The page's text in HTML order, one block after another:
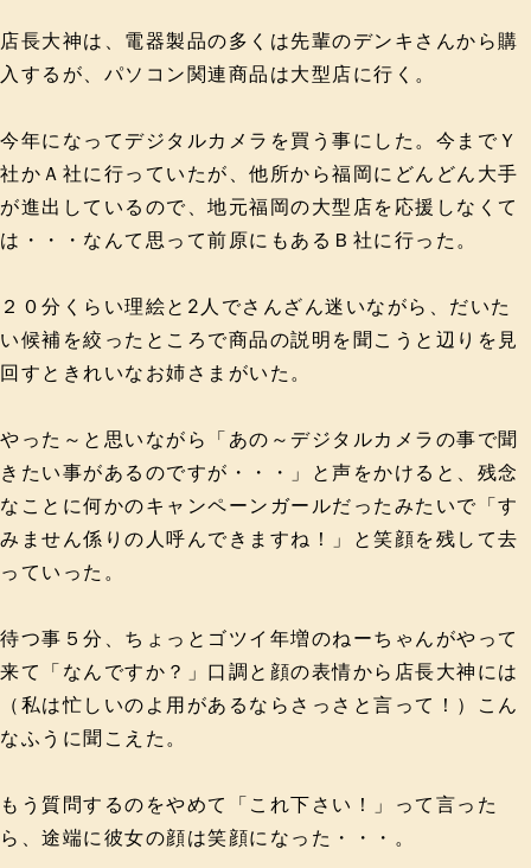
店長大神は、電器製品の多くは先輩のデンキさんから購
入するが、パソコン関連商品は大型店に行く。
今年になってデジタルカメラを買う事にした。今までＹ
社かＡ社に行っていたが、他所から福岡にどんどん大手
が進出しているので、地元福岡の大型店を応援しなくて
は・・・なんて思って前原にもあるＢ社に行った。
２０分くらい理絵と2人でさんざん迷いながら、だいた
い候補を絞ったところで商品の説明を聞こうと辺りを見
回すときれいなお姉さまがいた。
やった～と思いながら「あの～デジタルカメラの事で聞
きたい事があるのですが・・・」と声をかけると、残念
なことに何かのキャンペーンガールだったみたいで「す
みません係りの人呼んできますね！」と笑顔を残して去
っていった。
待つ事５分、ちょっとゴツイ年増のねーちゃんがやって
来て「なんですか？」口調と顔の表情から店長大神には
（私は忙しいのよ用があるならさっさと言って！）こん
なふうに聞こえた。
もう質問するのをやめて「これ下さい！」って言った
ら、途端に彼女の顔は笑顔になった・・・。